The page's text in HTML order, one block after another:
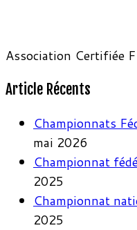
Association Certifiée
Article Récents
Championnats
mai 2026
Championnat
2025
Championnat
2025